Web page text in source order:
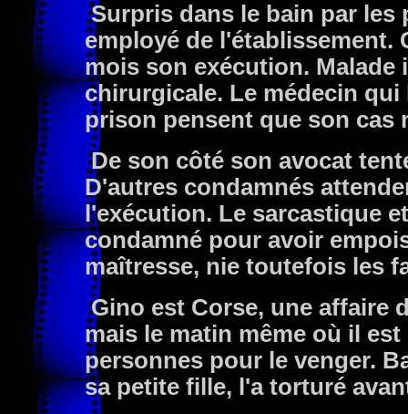
Surpris dans le bain par les
employé de l'établissement.
mois son exécution.
chirurgicale. Le médecin
prison pensent que son cas
De son côté son avocat
D'autres condamnés
l'exécution. Le sarcastique
condamné pour avoir
maîtresse, nie toutefois les
Gino est Corse, une affaire
mais le matin même où il
personnes pour le venger.
sa petite fille, l'a torturé